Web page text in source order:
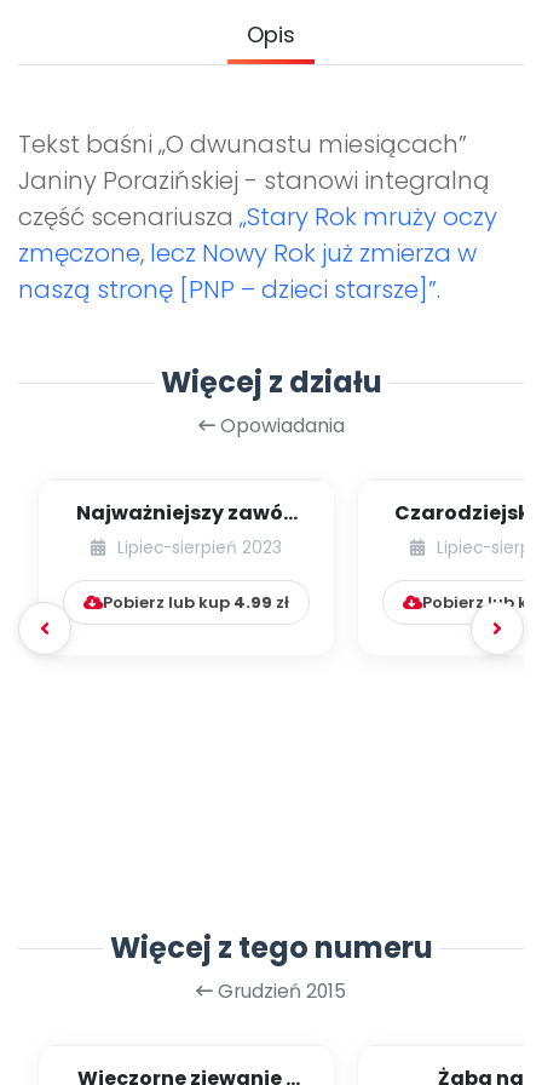
Pomoc
Opis
Tekst baśni „O dwunastu miesiącach”
Janiny Porazińskiej - stanowi integralną
część scenariusza „Stary Rok mruży oczy
zmęczone, lecz Nowy Rok już zmierza w
naszą stronę [PNP – dzieci starsze]”.
Więcej z działu
Opowiadania
Najważniejszy zawód
świata
Lipiec-sierpień 2023
Pobierz lub kup 4.99 zł
Lipiec-
Pobierz lub
Więcej z tego numeru
Grudzień 2015
Wieczorne ziewanie - Żaba na